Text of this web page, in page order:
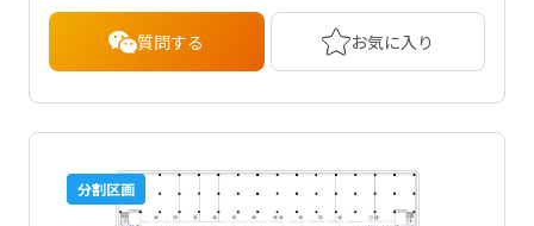
質問する お気に入り
分割区画